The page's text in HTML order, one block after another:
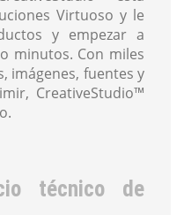
Virtuoso y le
y empezar a
minutos. Con miles
imágenes, fuentes y
CreativeStudio™
técnico de